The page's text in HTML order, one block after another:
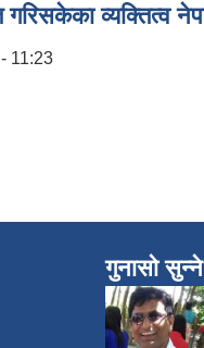
गरिसकेका
11:23
गुनासो